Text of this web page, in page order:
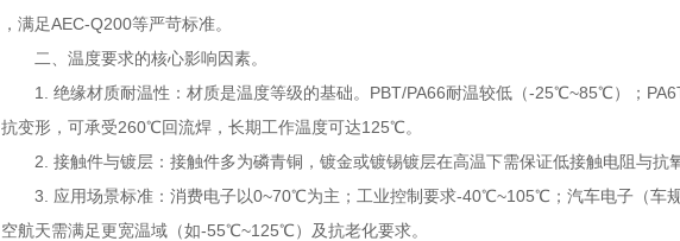
，满足AEC‑Q200等严苛标准。
二、温度要求的核心影响因素。
1. 绝缘材质耐温性：材质是温度等级的基础。PBT/PA66耐温较低（-25℃~85℃）；
抗变形，可承受260℃回流焊，长期工作温度可达125℃。
2. 接触件与镀层：接触件多为磷青铜，镀金或镀锡镀层在高温下需保证低接触电阻与抗
3. 应用场景标准：消费电子以0~70℃为主；工业控制要求-40℃~105℃；汽车电子（车
空航天需满足更宽温域（如-55℃~125℃）及抗老化要求。